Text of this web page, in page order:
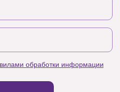
обработки информации